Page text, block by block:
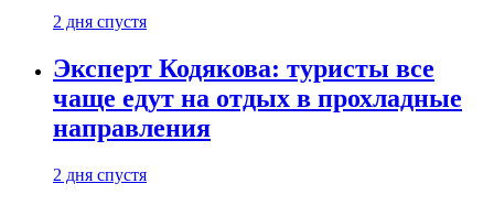
2 дня спустя
Эксперт Кодякова: туристы все
чаще едут на отдых в прохладные
направления
2 дня спустя